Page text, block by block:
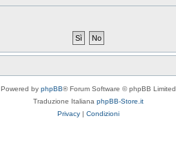
Powered by phpBB® Forum Software © phpBB Limited
Traduzione Italiana phpBB-Store.it
Privacy | Condizioni